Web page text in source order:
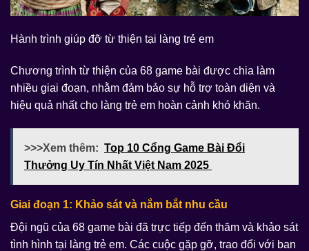
Hành trình giúp đỡ từ thiện tại làng trẻ em
Chương trình từ thiện của 68 game bài được chia làm
nhiều giai đoạn, nhằm đảm bảo sự hỗ trợ toàn diện và
hiệu quả nhất cho làng trẻ em hoàn cảnh khó khăn.
>>>Xem thêm: Top 10 Cổng Game Bài Đổi
Thưởng Uy Tín Nhất Việt Nam 2025
Giai đoạn 1: Khảo sát và nắm bắt nhu cầu
Đội ngũ của 68 game bài đã trực tiếp đến thăm và khảo sát
tình hình tại làng trẻ em. Các cuộc gặp gỡ, trao đổi với ban